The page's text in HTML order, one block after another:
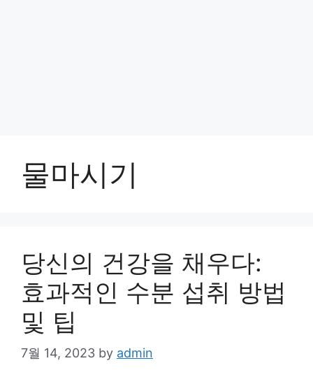
물마시기
당신의 건강을 채우다:
효과적인 수분 섭취 방법
및 팁
7월 14, 2023 by admin